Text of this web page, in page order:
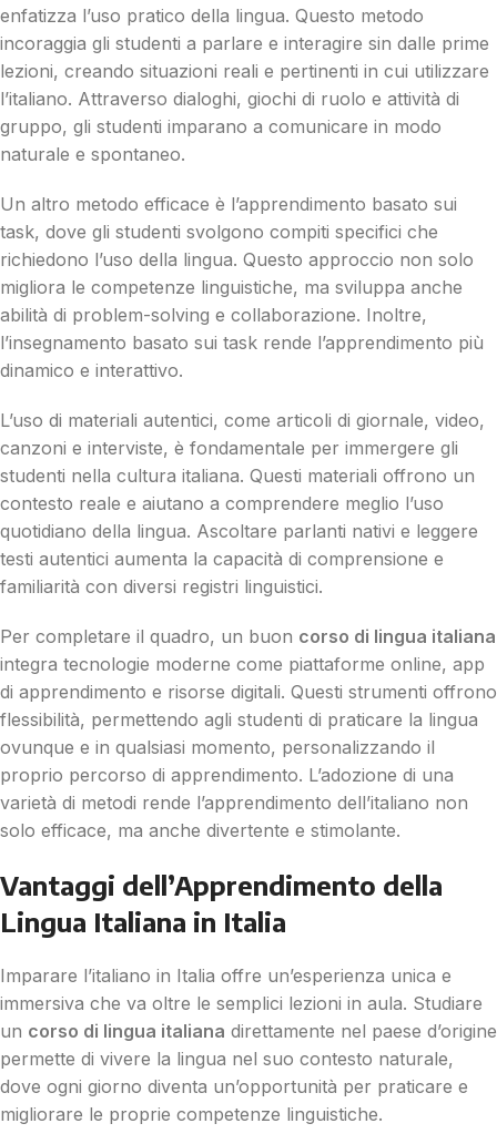
enfatizza l’uso pratico della lingua. Questo metodo
incoraggia gli studenti a parlare e interagire sin dalle prime
lezioni, creando situazioni reali e pertinenti in cui utilizzare
l’italiano. Attraverso dialoghi, giochi di ruolo e attività di
gruppo, gli studenti imparano a comunicare in modo
naturale e spontaneo.
Un altro metodo efficace è l’apprendimento basato sui
task, dove gli studenti svolgono compiti specifici che
richiedono l’uso della lingua. Questo approccio non solo
migliora le competenze linguistiche, ma sviluppa anche
abilità di problem-solving e collaborazione. Inoltre,
l’insegnamento basato sui task rende l’apprendimento più
dinamico e interattivo.
L’uso di materiali autentici, come articoli di giornale, video,
canzoni e interviste, è fondamentale per immergere gli
studenti nella cultura italiana. Questi materiali offrono un
contesto reale e aiutano a comprendere meglio l’uso
quotidiano della lingua. Ascoltare parlanti nativi e leggere
testi autentici aumenta la capacità di comprensione e
familiarità con diversi registri linguistici.
Per completare il quadro, un buon corso di lingua italiana
integra tecnologie moderne come piattaforme online, app
di apprendimento e risorse digitali. Questi strumenti offrono
flessibilità, permettendo agli studenti di praticare la lingua
ovunque e in qualsiasi momento, personalizzando il
proprio percorso di apprendimento. L’adozione di una
varietà di metodi rende l’apprendimento dell’italiano non
solo efficace, ma anche divertente e stimolante.
Vantaggi dell’Apprendimento della
Lingua Italiana in Italia
Imparare l’italiano in Italia offre un’esperienza unica e
immersiva che va oltre le semplici lezioni in aula. Studiare
un corso di lingua italiana direttamente nel paese d’origine
permette di vivere la lingua nel suo contesto naturale,
dove ogni giorno diventa un’opportunità per praticare e
migliorare le proprie competenze linguistiche.